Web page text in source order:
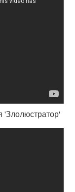
'Злолюстратор'